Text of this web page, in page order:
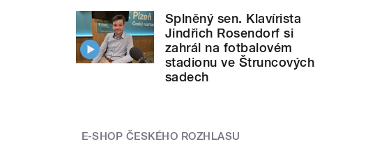
Splněný sen. Klavírista
Jindřich Rosendorf si
zahrál na fotbalovém
stadionu ve Štruncových
sadech
E-SHOP ČESKÉHO ROZHLASU